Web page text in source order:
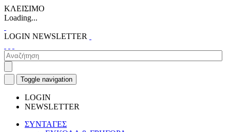
ΚΛΕΙΣΙΜΟ
Loading...
LOGIN NEWSLETTER
Toggle navigation
LOGIN
NEWSLETTER
ΣΥΝΤΑΓΕΣ